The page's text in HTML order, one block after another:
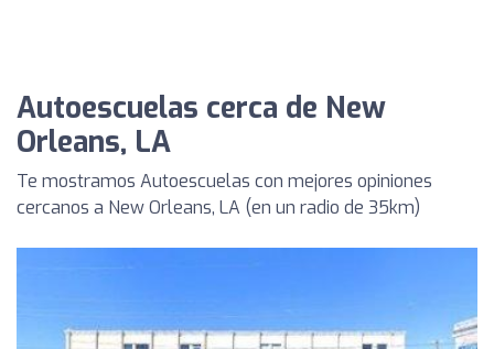
Autoescuelas cerca de New
Orleans, LA
Te mostramos Autoescuelas con mejores opiniones
cercanos a New Orleans, LA (en un radio de 35km)